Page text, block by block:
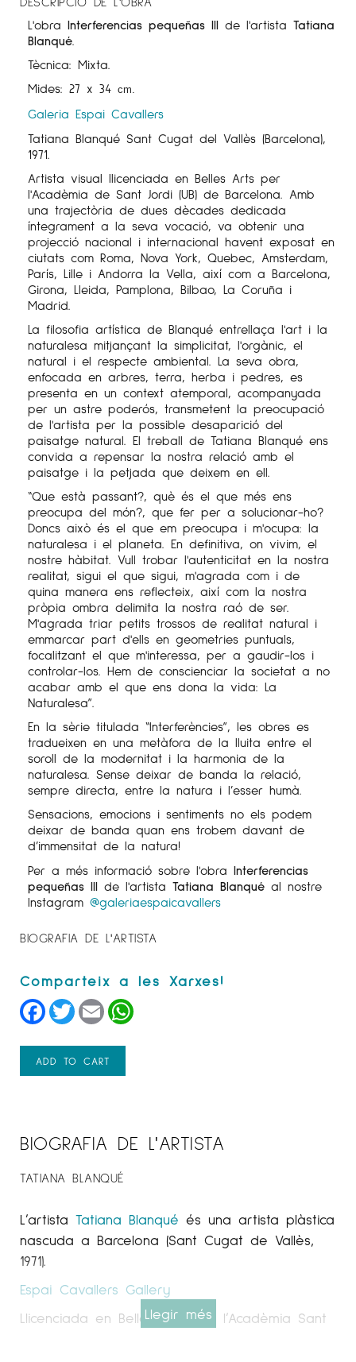
L'obra Interferencias pequeñas III de l'artista Tatiana
Blanqué.
Tècnica: Mixta.
Mides: 27 x 34 cm.
Galeria Espai Cavallers
Tatiana Blanqué Sant Cugat del Vallès (Barcelona),
1971.
Artista visual llicenciada en Belles Arts per
l'Acadèmia de Sant Jordi (UB) de Barcelona. Amb
una trajectòria de dues dècades dedicada
íntegrament a la seva vocació, va obtenir una
projecció nacional i internacional havent exposat en
ciutats com Roma, Nova York, Quebec, Amsterdam,
París, Lille i Andorra la Vella, així com a Barcelona,
Girona, Lleida, Pamplona, Bilbao, La Coruña i
Madrid.
La filosofia artística de Blanqué entrellaça l'art i la
naturalesa mitjançant la simplicitat, l'orgànic, el
natural i el respecte ambiental. La seva obra,
enfocada en arbres, terra, herba i pedres, es
presenta en un context atemporal, acompanyada
per un astre poderós, transmetent la preocupació
de l'artista per la possible desaparició del
paisatge natural. El treball de Tatiana Blanqué ens
convida a repensar la nostra relació amb el
paisatge i la petjada que deixem en ell.
“Que està passant?, què és el que més ens
preocupa del món?, que fer per a solucionar-ho?
Doncs això és el que em preocupa i m'ocupa: la
naturalesa i el planeta. En definitiva, on vivim, el
nostre hàbitat. Vull trobar l'autenticitat en la nostra
realitat, sigui el que sigui, m'agrada com i de
quina manera ens reflecteix, així com la nostra
pròpia ombra delimita la nostra raó de ser.
M'agrada triar petits trossos de realitat natural i
emmarcar part d'ells en geometries puntuals,
focalitzant el que m'interessa, per a gaudir-los i
controlar-los. Hem de conscienciar la societat a no
acabar amb el que ens dona la vida: La
Naturalesa”.
En la sèrie titulada “Interferències”, les obres es
tradueixen en una metàfora de la lluita entre el
soroll de la modernitat i la harmonia de la
naturalesa. Sense deixar de banda la relació,
sempre directa, entre la natura i l’esser humà.
Sensacions, emocions i sentiments no els podem
deixar de banda quan ens trobem davant de
d’immensitat de la natura!
Per a més informació sobre l'obra Interferencias
pequeñas III de l'artista Tatiana Blanqué al nostre
Instagram @galeriaespaicavallers
BIOGRAFIA DE L'ARTISTA
Facebook
TwitterEmail
ADD TO CART
BIOGRAFIA DE L'ARTISTA
TATIANA BLANQUÉ
L’artista Tatiana Blanqué és una artista plàstica
nascuda a Barcelona (Sant Cugat de Vallès,
1971).
Espai Cavallers Gallery
Llicenciada en Belles Arts per l’Acadèmia Sant
Llegir més